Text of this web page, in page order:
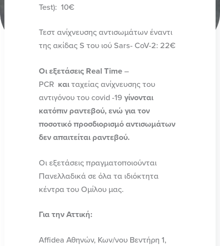
Test): 10€
Τεστ ανίχνευσης αντισωμάτων έναντι
της ακίδας S του ιού Sars- CoV-2: 22€
Οι εξετάσεις Real Time–
PCR καιταχείας ανίχνευσης του
αντιγόνου του covid -19 γίνονται
κατόπιν ραντεβού, ενώ για τον
ποσοτικό προσδιορισμό αντισωμάτων
δεν απαιτείται ραντεβού.
Οι εξετάσεις πραγματοποιούνται
Πανελλαδικά σε όλα τα ιδιόκτητα
κέντρα του Ομίλου μας.
Για την Αττική:
Affidea Αθηνών, Κων/νου Βεντήρη 1,